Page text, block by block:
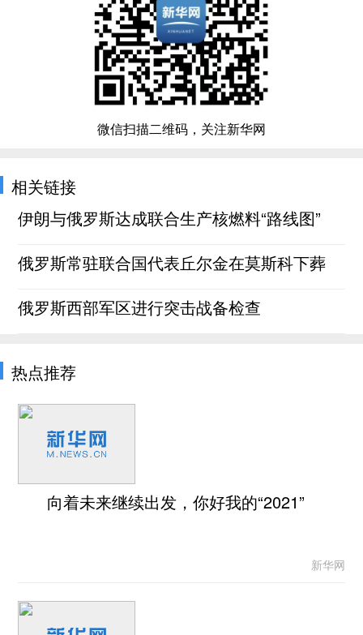
微信扫描二维码，关注新华网
相关链接
伊朗与俄罗斯达成联合生产核燃料“路线图”
俄罗斯常驻联合国代表丘尔金在莫斯科下葬
俄罗斯西部军区进行突击战备检查
热点推荐
向着未来继续出发，你好我的“2021”
新华网